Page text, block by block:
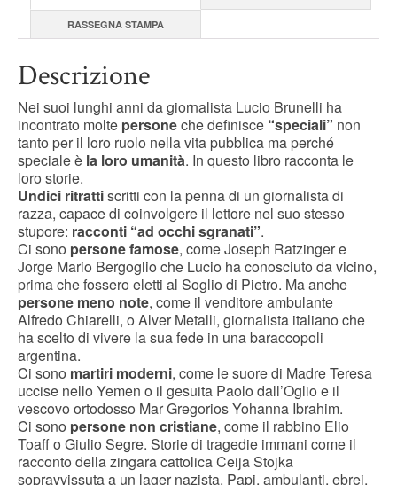
RASSEGNA STAMPA
Descrizione
Nei suoi lunghi anni da giornalista Lucio Brunelli ha
incontrato molte personeche definisce “speciali” non
tanto per il loro ruolo nella vita pubblica ma perché
speciale è la loro umanità. In questo libro racconta le
loro storie.
Undici ritrattiscritti con la penna di un giornalista di
razza, capace di coinvolgere il lettore nel suo stesso
stupore: racconti “ad occhi sgranati”.
Ci sono persone famose, come Joseph Ratzinger e
Jorge Mario Bergoglio che Lucio ha conosciuto da vicino,
prima che fossero eletti al Soglio di Pietro. Ma anche
persone meno note, come il venditore ambulante
Alfredo Chiarelli, o Alver Metalli, giornalista italiano che
ha scelto di vivere la sua fede in una baraccopoli
argentina.
Ci sono martiri moderni, come le suore di Madre Teresa
uccise nello Yemen o il gesuita Paolo dall’Oglio e il
vescovo ortodosso Mar Gregorios Yohanna Ibrahim.
Ci sono persone non cristiane, come il rabbino Elio
Toaff o Giulio Segre. Storie di tragedie immani come il
racconto della zingara cattolica Ceija Stojka
sopravvissuta a un lager nazista. Papi, ambulanti, ebrei,